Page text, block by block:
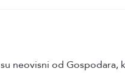
neovisni od